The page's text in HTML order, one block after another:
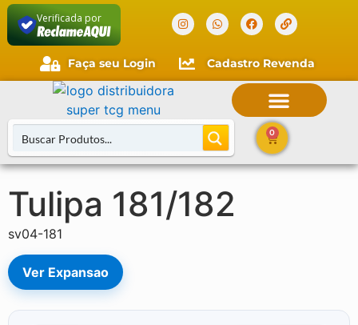
Verificada por
Faça seu Login Cadastro Revenda
0
Tulipa 181/182
sv04-181
Ver Expansao